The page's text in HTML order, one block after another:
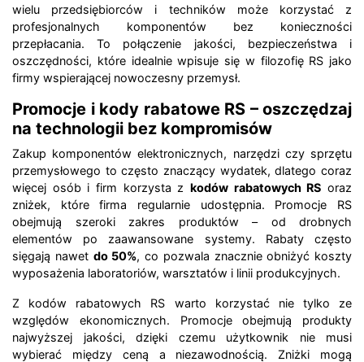
wielu przedsiębiorców i techników może korzystać z
profesjonalnych komponentów bez konieczności
przepłacania. To połączenie jakości, bezpieczeństwa i
oszczędności, które idealnie wpisuje się w filozofię RS jako
firmy wspierającej nowoczesny przemysł.
Promocje i kody rabatowe RS – oszczędzaj
na technologii bez kompromisów
Zakup komponentów elektronicznych, narzędzi czy sprzętu
przemysłowego to często znaczący wydatek, dlatego coraz
więcej osób i firm korzysta z kodów rabatowych RS oraz
zniżek, które firma regularnie udostępnia. Promocje RS
obejmują szeroki zakres produktów – od drobnych
elementów po zaawansowane systemy. Rabaty często
sięgają nawet do 50%, co pozwala znacznie obniżyć koszty
wyposażenia laboratoriów, warsztatów i linii produkcyjnych.
Z kodów rabatowych RS warto korzystać nie tylko ze
względów ekonomicznych. Promocje obejmują produkty
najwyższej jakości, dzięki czemu użytkownik nie musi
wybierać między ceną a niezawodnością. Zniżki mogą